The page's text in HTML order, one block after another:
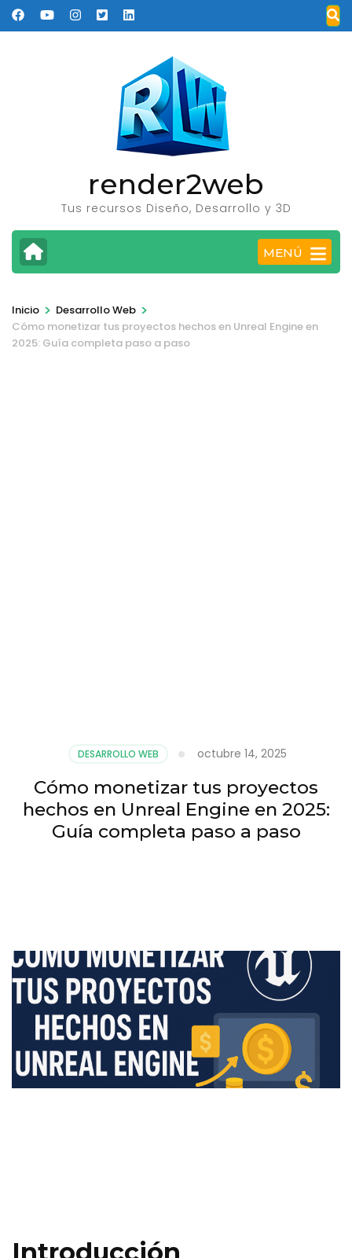
Saltar
al
render2web
Tus recursos Diseño, Desarrollo y 3D
MENÚ
Inicio > Desarrollo Web >
Cómo monetizar tus proyectos hechos en Unreal Engine en
2025: Guía completa paso a paso
DESARROLLO WEB octubre 14, 2025
Cómo monetizar tus proyectos
hechos en Unreal Engine en 2025:
Guía completa paso a paso